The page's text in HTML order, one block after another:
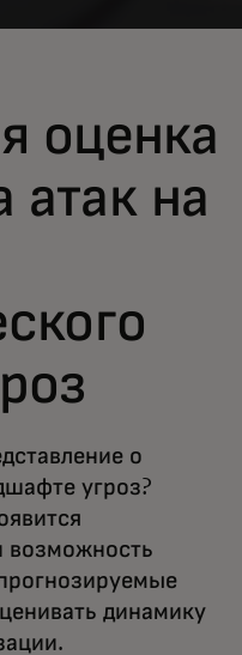
оценка
атак на
о
угроз?
возможность
динамику